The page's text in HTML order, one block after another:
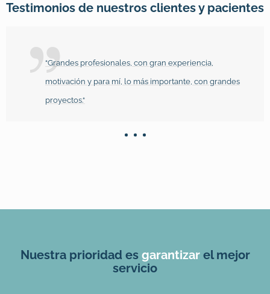
Testimonios de nuestros clientes y pacientes
“Grandes profesionales, con gran experiencia,
motivación y para mí, lo más importante, con grandes
proyectos.“
Nuestra prioridad es garantizarel mejor
servicio